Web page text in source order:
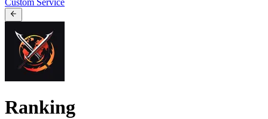
Custom Service
Ranking